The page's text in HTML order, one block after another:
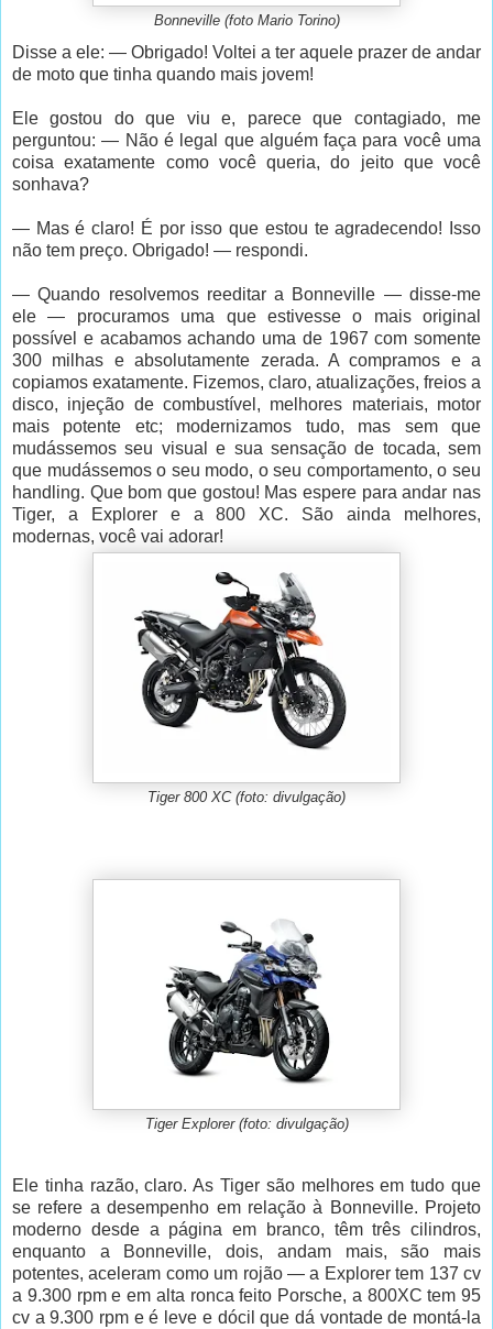
Bonneville (foto Mario Torino)
Disse a ele: — Obrigado! Voltei a ter aquele prazer de andar
de moto que tinha quando mais jovem!
Ele gostou do que viu e, parece que contagiado, me
perguntou: — Não é legal que alguém faça para você uma
coisa exatamente como você queria, do jeito que você
sonhava?
— Mas é claro! É por isso que estou te agradecendo! Isso
não tem preço. Obrigado! — respondi.
— Quando resolvemos reeditar a Bonneville — disse-me
ele — procuramos uma que estivesse o mais original
possível e acabamos achando uma de 1967 com somente
300 milhas e absolutamente zerada. A compramos e a
copiamos exatamente. Fizemos, claro, atualizações, freios a
disco, injeção de combustível, melhores materiais, motor
mais potente etc; modernizamos tudo, mas sem que
mudássemos seu visual e sua sensação de tocada, sem
que mudássemos o seu modo, o seu comportamento, o seu
handling. Que bom que gostou! Mas espere para andar nas
Tiger, a Explorer e a 800 XC. São ainda melhores,
modernas, você vai adorar!
Tiger 800 XC (foto: divulgação)
Tiger Explorer (foto: divulgação)
Ele tinha razão, claro. As Tiger são melhores em tudo que
se refere a desempenho em relação à Bonneville. Projeto
moderno desde a página em branco, têm três cilindros,
enquanto a Bonneville, dois, andam mais, são mais
potentes, aceleram como um rojão — a Explorer tem 137 cv
a 9.300 rpm e em alta ronca feito Porsche, a 800XC tem 95
cv a 9.300 rpm e é leve e dócil que dá vontade de montá-la